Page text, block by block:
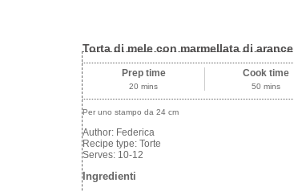
Torta di mele con marmellata di arance
Prep time
20 mins
Cook time
50 mins
Per uno stampo da 24 cm
Author: Federica
Recipe type: Torte
Serves: 10-12
Ingredienti